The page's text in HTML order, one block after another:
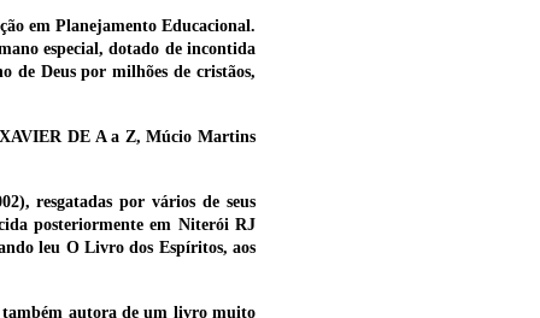
em Planejamento Educacional.
especial, dotado de incontida
de Deus por milhões de cristãos,
DE A a Z, Múcio Martins
resgatadas por vários de seus
posteriormente em Niterói RJ
leu O Livro dos Espíritos, aos
também autora de um livro muito